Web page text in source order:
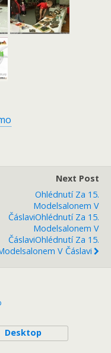
Next Post
Ohlédnutí Za 15.
Modelsalonem V
ČáslaviOhlédnutí Za 15.
Modelsalonem V
ČáslaviOhlédnutí Za 15.
V Čáslavi
Desktop